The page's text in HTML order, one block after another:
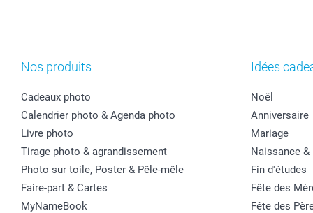
Nos produits
Cadeaux photo
Calendrier photo & Agenda photo
Livre photo
Tirage photo & agrandissement
Photo sur toile, Poster & Pêle-mêle
Faire-part & Cartes
MyNameBook
Idées
Noël
Anniversaire
Mariage
Naissance &
Fin d'études
Fête des
Fête des